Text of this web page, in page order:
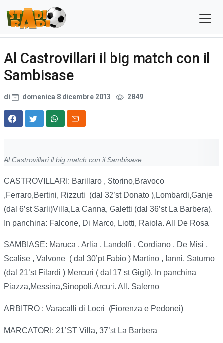
Al Castrovillari il big match con il
Sambisase
di domenica 8 dicembre 2013 2849
Al Castrovillari il big match con il Sambisase
CASTROVILLARI: Barillaro , Storino,Bravoco
,Ferraro,Bertini, Rizzuti (dal 32’st Donato ),Lombardi,Ganje
(dal 6’st Sarli)Villa,La Canna, Galetti (dal 36’st La Barbera).
In panchina: Falcone, Di Marco, Liotti, Raiola. All De Rosa
SAMBIASE: Maruca , Arlia , Landolfi , Cordiano , De Misi ,
Scalise , Valvone ( dal 30’pt Fabio ) Martino , Ianni, Saturno
(dal 21’st Filardi ) Mercuri ( dal 17 st Gigli). In panchina
Piazza,Messina,Sinopoli,Arcuri. All. Salerno
ARBITRO : Varacalli di Locri (Fiorenza e Pedonei)
MARCATORI: 21’ST Villa, 37’st La Barbera